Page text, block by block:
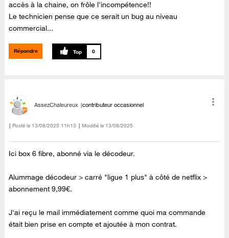
accès à la chaine, on frôle l'incompétence!!
Le technicien pense que ce serait un bug au niveau
commercial...
Répondre 0
AssezChaleureux contributeur occasionnel
Posté le ‎13/08/2025 11h13 Modifié le 13/08/2025
Ici box 6 fibre, abonné via le décodeur.
Alummage décodeur > carré "ligue 1 plus" à côté de netflix >
abonnement 9,99€.
J'ai reçu le mail immédiatement comme quoi ma commande
était bien prise en compte et ajoutée à mon contrat.